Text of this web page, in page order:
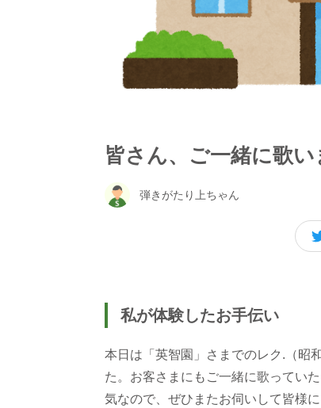
皆さん、ご一緒に歌い
弾きがたり上ちゃん
私が体験したお手伝い
本日は「英智園」さまでのレク.（昭
た。お客さまにもご一緒に歌ってい
気なので、ぜひまたお伺いして皆様